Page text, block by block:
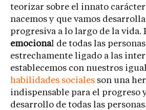
teorizar sobre el innato
nacemos y que vamos
progresiva a lo largo de la vida.
emocional de todas las
estrechamente ligado a las
establecemos con nuestros
habilidades sociales son una
indispensable para el progreso
desarrollo de todas las